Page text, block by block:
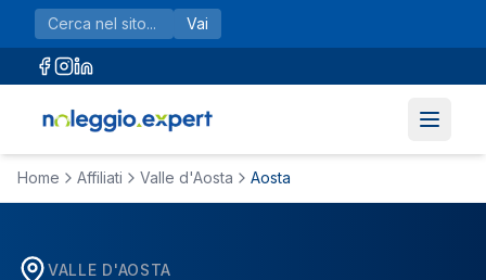
Vai al contenuto principale
Vai
Home Affiliati Valle d'Aosta Aosta
VALLE D'AOSTA